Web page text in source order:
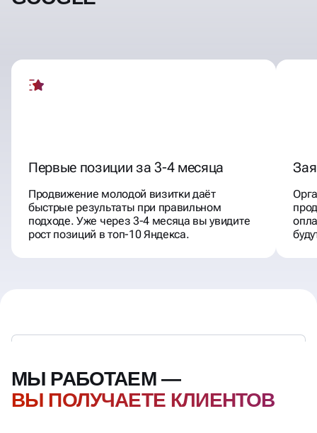
Первые позиции за 3-4 месяца
Продвижение молодой визитки даёт
быстрые результаты при правильном
подходе. Уже через 3-4 месяца вы увидите
рост позиций в топ-10 Яндекса.
МЫ РАБОТАЕМ —
ВЫ ПОЛУЧАЕТЕ КЛИЕНТОВ